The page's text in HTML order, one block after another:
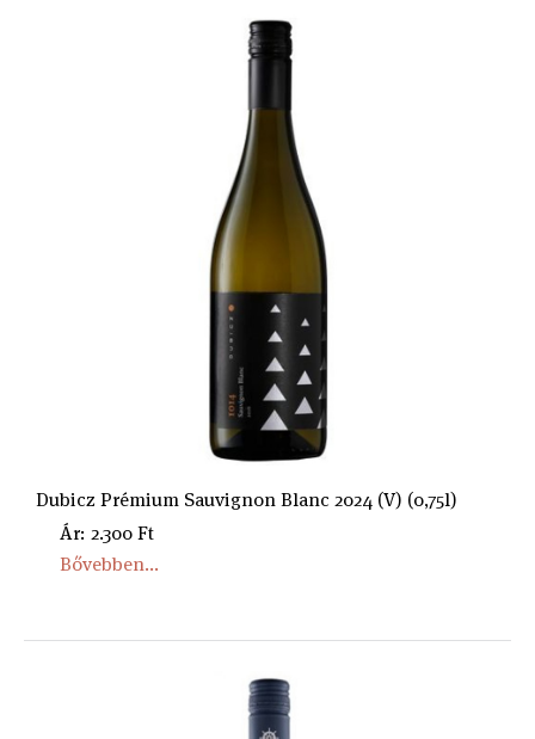
Dubicz Prémium Sauvignon Blanc 2024 (V) (0,75l)
Ár: 2.300 Ft
Bővebben...